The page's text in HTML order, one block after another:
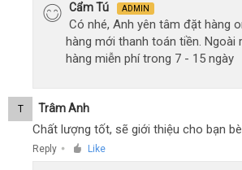
Cẩm Tú ADMIN
Có nhé, Anh yên tâm đặt hàng
hàng mới thanh toán tiền.
hàng miễn phí trong 7 - 15 ngày
T Trâm Anh
Chất lượng tốt, sẽ giới thiệu cho bạn
Reply ● Like